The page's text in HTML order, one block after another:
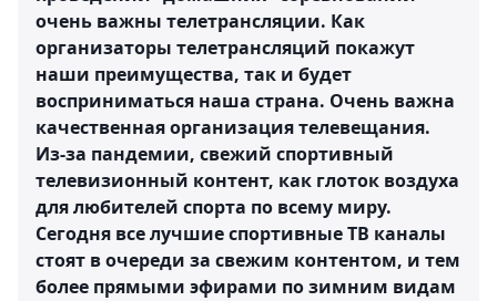
очень важны телетрансляции. Как
организаторы телетрансляций покажут
наши преимущества, так и будет
восприниматься наша страна. Очень важна
качественная организация телевещания.
Из-за пандемии, свежий спортивный
телевизионный контент, как глоток воздуха
для любителей спорта по всему миру.
Сегодня все лучшие спортивные ТВ каналы
стоят в очереди за свежим контентом, и тем
более прямыми эфирами по зимним видам